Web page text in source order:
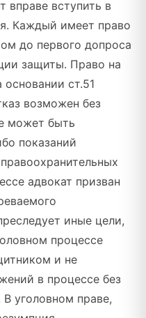
вправе вступить в
Каждый имеет право
до первого допроса
защиты. Право на
основании ст.51
возможен без
может быть
показаний
адвокат призван
иные цели,
процессе
и не
в процессе без
уголовном праве,